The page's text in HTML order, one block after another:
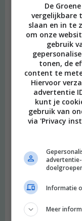
De
vergelijkbare
slaan en in te
om onze
gebruik
tonen, de
content te
Hiervoor
advertentie
kunt je
gebruik van
via 'Privacy
Informatie
Meer